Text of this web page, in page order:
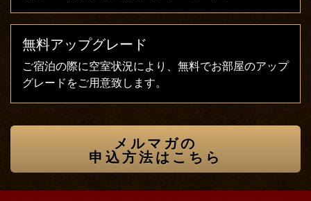
無料アップグレード
ご宿泊の際に空室状況により、 無料でお部屋のアップ
グレードをご用意致します。
メルマガの
申込方法はこちら